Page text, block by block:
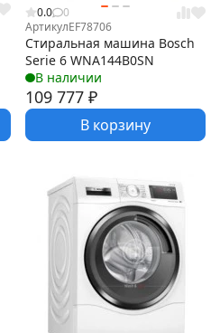
0.0
0
АртикулEF78706
Стиральная машина Bosch
Serie 6 WNA144B0SN
В наличии
109 777 ₽
В корзину